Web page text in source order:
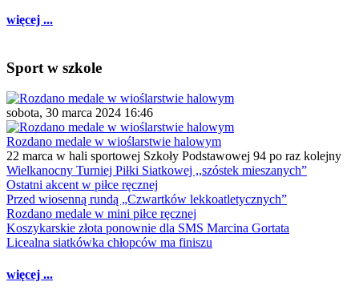
więcej ...
Sport w szkole
sobota, 30 marca 2024 16:46
Rozdano medale w wioślarstwie halowym
22 marca w hali sportowej Szkoły Podstawowej 94 po raz kolejny
Wielkanocny Turniej Piłki Siatkowej ,,szóstek mieszanych”
Ostatni akcent w piłce ręcznej
Przed wiosenną rundą „Czwartków lekkoatletycznych”
Rozdano medale w mini piłce ręcznej
Koszykarskie złota ponownie dla SMS Marcina Gortata
Licealna siatkówka chłopców ma finiszu
więcej ...